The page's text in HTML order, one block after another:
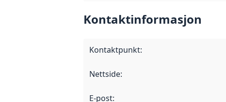
Kontaktinformasjon
Kontaktpunkt:
Nettside:
E-post: